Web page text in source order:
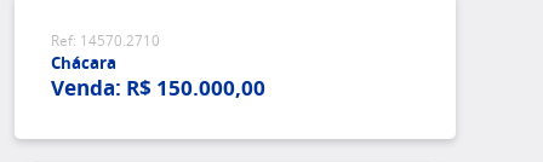
Ref: 14570.2710
Chácara
Venda: R$ 150.000,00